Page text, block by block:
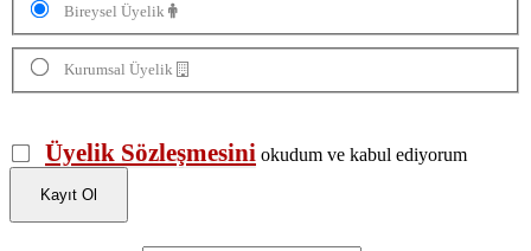
Bireysel Üyelik
Kurumsal Üyelik
Üyelik Sözleşmesini okudum ve kabul ediyorum
Kayıt Ol